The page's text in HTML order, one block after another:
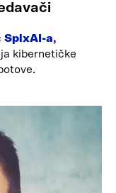
SplxAI-a,
kibernetičke